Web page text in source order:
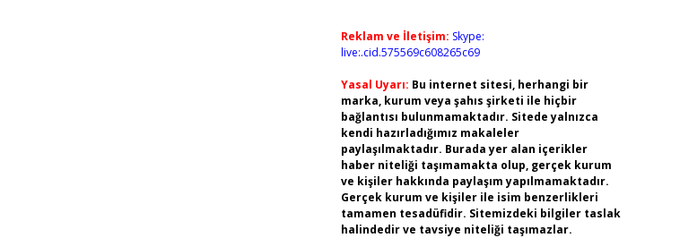
Reklam ve İletişim: Skype:
live:.cid.575569c608265c69
Yasal Uyarı: Bu internet sitesi, herhangi bir
marka, kurum veya şahıs şirketi ile hiçbir
bağlantısı bulunmamaktadır. Sitede yalnızca
kendi hazırladığımız makaleler
paylaşılmaktadır. Burada yer alan içerikler
haber niteliği taşımamakta olup, gerçek kurum
ve kişiler hakkında paylaşım yapılmamaktadır.
Gerçek kurum ve kişiler ile isim benzerlikleri
tamamen tesadüfidir. Sitemizdeki bilgiler taslak
halindedir ve tavsiye niteliği taşımazlar.